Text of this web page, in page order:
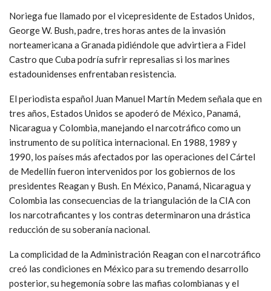
Noriega fue llamado por el vicepresidente de Estados Unidos,
George W. Bush, padre, tres horas antes de la invasión
norteamericana a Granada pidiéndole que advirtiera a Fidel
Castro que Cuba podría sufrir represalias si los marines
estadounidenses enfrentaban resistencia.
El periodista español Juan Manuel Martín Medem señala que en
tres años, Estados Unidos se apoderó de México, Panamá,
Nicaragua y Colombia, manejando el narcotráfico como un
instrumento de su política internacional. En 1988, 1989 y
1990, los países más afectados por las operaciones del Cártel
de Medellín fueron intervenidos por los gobiernos de los
presidentes Reagan y Bush. En México, Panamá, Nicaragua y
Colombia las consecuencias de la triangulación de la CIA con
los narcotraficantes y los contras determinaron una drástica
reducción de su soberanía nacional.
La complicidad de la Administración Reagan con el narcotráfico
creó las condiciones en México para su tremendo desarrollo
posterior, su hegemonía sobre las mafias colombianas y el